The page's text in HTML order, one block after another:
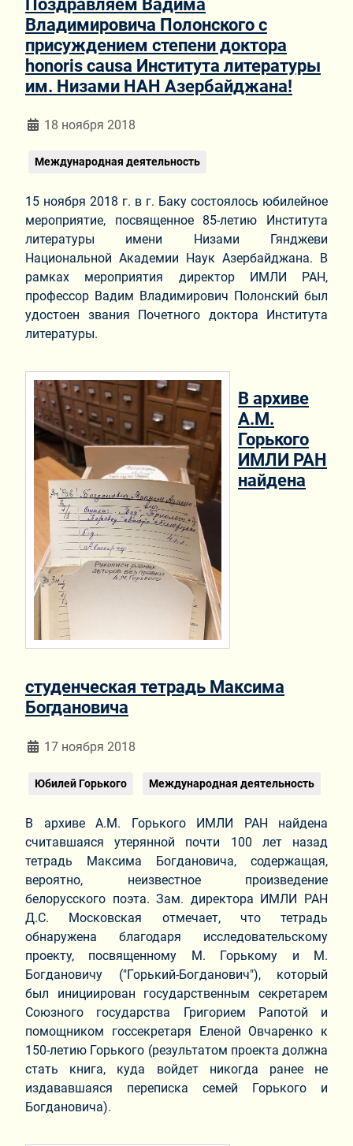
Владимировича Полонского с
присуждением степени доктора
honoris causa Института литературы
им. Низами НАН Азербайджана!
Информация о материале
18 ноября 2018
Международная деятельность
15 ноября 2018 г. в г. Баку состоялось юбилейное
мероприятие, посвященное 85-летию Института
литературы имени Низами Гянджеви
Национальной Академии Наук Азербайджана. В
рамках мероприятия директор ИМЛИ РАН,
профессор Вадим Владимирович Полонский был
удостоен звания Почетного доктора Института
литературы.
В архиве
А.М.
Горького
ИМЛИ РАН
найдена
студенческая тетрадь Максима
Богдановича
Информация о материале
17 ноября 2018
Юбилей Горького Международная деятельность
В архиве А.М. Горького ИМЛИ РАН найдена
считавшаяся утерянной почти 100 лет назад
тетрадь Максима Богдановича, содержащая,
вероятно, неизвестное произведение
белорусского поэта. Зам. директора ИМЛИ РАН
Д.С. Московская отмечает, что тетрадь
обнаружена благодаря исследовательскому
проекту, посвященному М. Горькому и М.
Богдановичу ("Горький-Богданович"), который
был инициирован государственным секретарем
Союзного государства Григорием Рапотой и
помощником госсекретаря Еленой Овчаренко к
150-летию Горького (результатом проекта должна
стать книга, куда войдет никогда ранее не
издававшаяся переписка семей Горького и
Богдановича).